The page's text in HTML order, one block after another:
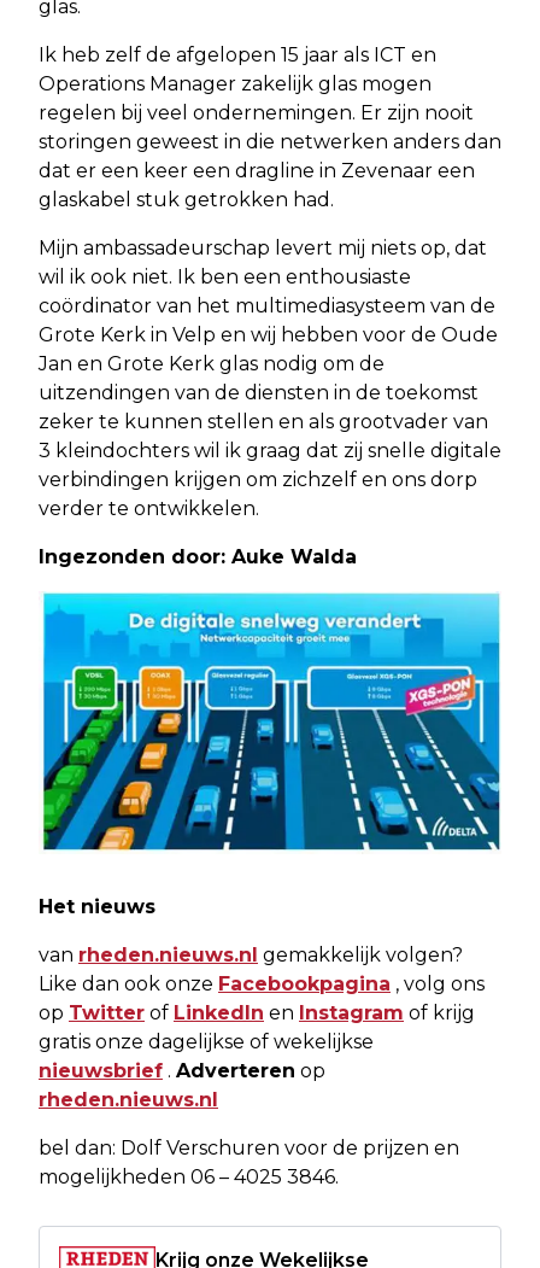
glas.
Ik heb zelf de afgelopen 15 jaar als ICT en
Operations Manager zakelijk glas mogen
regelen bij veel ondernemingen. Er zijn nooit
storingen geweest in die netwerken anders dan
dat er een keer een dragline in Zevenaar een
glaskabel stuk getrokken had.
Mijn ambassadeurschap levert mij niets op, dat
wil ik ook niet. Ik ben een enthousiaste
coördinator van het multimediasysteem van de
Grote Kerk in Velp en wij hebben voor de Oude
Jan en Grote Kerk glas nodig om de
uitzendingen van de diensten in de toekomst
zeker te kunnen stellen en als grootvader van
3 kleindochters wil ik graag dat zij snelle digitale
verbindingen krijgen om zichzelf en ons dorp
verder te ontwikkelen.
Ingezonden door: Auke Walda
Het nieuws
van rheden.nieuws.nl gemakkelijk volgen?
Like dan ook onze Facebookpagina , volg ons
op Twitter of LinkedIn en Instagram of krijg
gratis onze dagelijkse of wekelijkse
nieuwsbrief . Adverteren op
rheden.nieuws.nl
bel dan: Dolf Verschuren voor de prijzen en
mogelijkheden 06 – 4025 3846.
Krijg onze Wekelijkse